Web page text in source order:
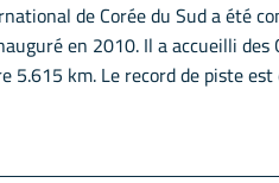
de Corée du Sud a été
en 2010. Il a accueilli
5.615 km. Le record de piste